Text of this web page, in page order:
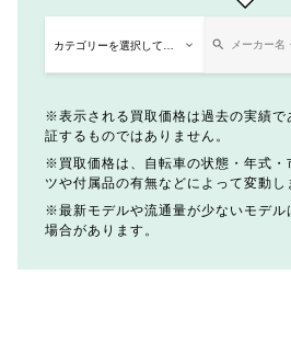
表示される買取価格は過去の実績
証するものではありません。
買取価格は、自転車の状態・年式
ツや付属品の有無などによって変動し
最新モデルや流通量が少ないモデ
場合があります。